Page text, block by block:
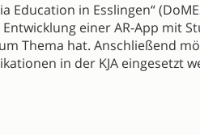
Education in Esslingen“
einer AR-App mit
Thema hat. Anschließend
in der KJA eingesetzt